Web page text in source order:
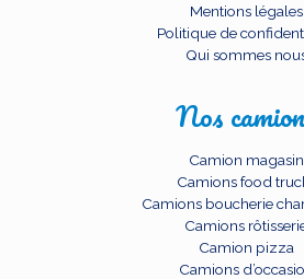
Mentions légales
Politique de
Qui sommes
Nos
Camion magasin
Camions food
Camions boucherie
Camions
Camion pizza
Camions